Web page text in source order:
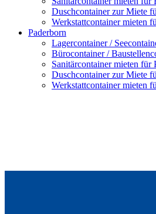
Duschcontainer zur Miete
Werkstattcontainer mieten
Paderborn
Lagercontainer /
Bürocontainer /
Sanitärcontainer mieten für
Duschcontainer zur Miete
Werkstattcontainer mieten